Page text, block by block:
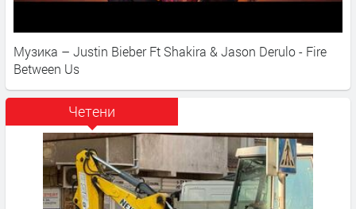
Музика – Justin Bieber Ft Shakira & Jason Derulo - Fire
Between Us
Четени